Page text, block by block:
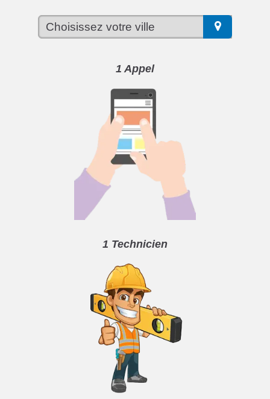
1 Appel
1 Technicien